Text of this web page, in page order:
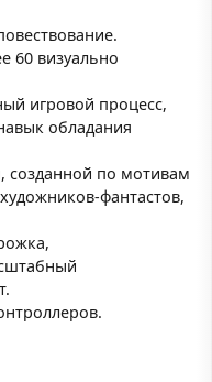
60 визуально
игровой процесс,
обладания
созданной по мотивам
фантастов,